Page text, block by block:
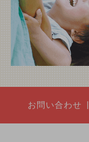
お問い合わせ